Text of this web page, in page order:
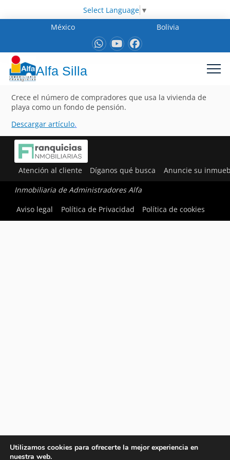
Select Language ▼
México
Bolivia
Alfa Silla
Crece el número de compradores que usa la vivienda de
playa como un fondo de pensión.
Descargar artículo.
Atención al cliente Díganos qué busca Anuncie su
Inmobiliaria de Administradores Alfa
Aviso legal
Política de Privacidad Política de cookies
Utilizamos cookies para ofrecerte la mejor experiencia en
nuestra web.